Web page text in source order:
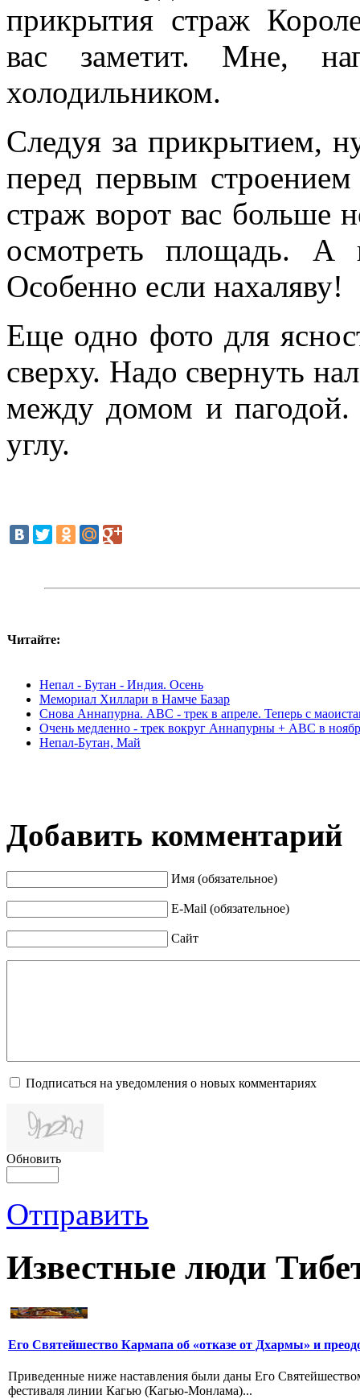
прикрытия страж
вас заметит. Мне,
холодильником.
Следуя за прикрытием,
перед первым
страж ворот вас больше
осмотреть площадь. А
Особенно если нахаляву!
Еще одно фото для
сверху. Надо свернуть
между домом и
углу.
Читайте:
Непал - Бутан - Индия. Осень
Мемориал Хиллари в Намче Базар
Снова Аннапурна. ABC - трек в апреле. Теперь с
Очень медленно - трек вокруг Аннапурны + АВС в
Непал-Бутан, Май
Добавить комментарий
Имя (обязательное)
E-Mail (обязательное)
Сайт
Подписаться на уведомления о новых комментариях
Обновить
Отправить
Известные люди
Его Святейшество Кармапа об «отказе от Дхармы» и
Приведенные ниже наставления были даны Его
фестиваля линии Кагью (Кагью-Монлама)...